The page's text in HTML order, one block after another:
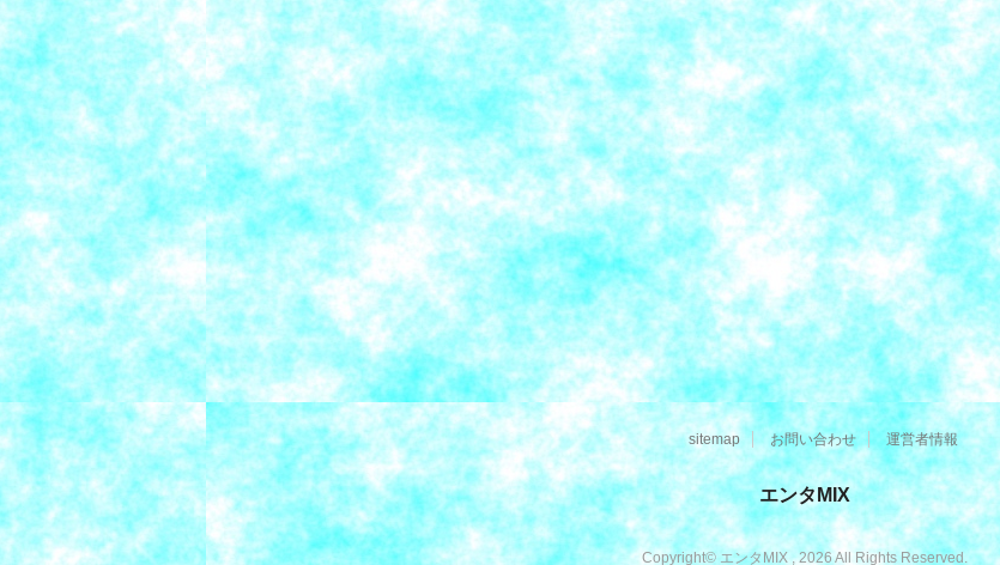
sitemap お問い合わせ 運営者情報
エンタMIX
Copyright© エンタMIX , 2026 All Rights Reserved.